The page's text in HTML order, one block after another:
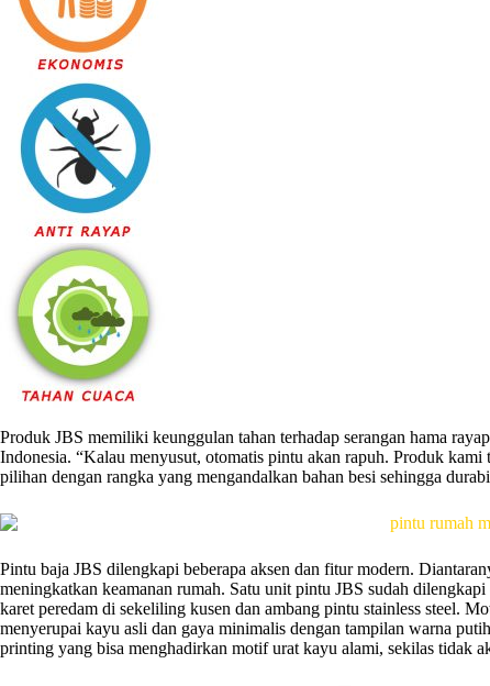
Produk JBS memiliki keunggulan tahan terhadap serangan hama
Indonesia. “Kalau menyusut, otomatis pintu akan rapuh. Produk kami
pilihan dengan rangka yang mengandalkan bahan besi sehingga
Pintu baja JBS dilengkapi beberapa aksen dan fitur modern.
meningkatkan keamanan rumah. Satu unit pintu JBS sudah
karet peredam di sekeliling kusen dan ambang pintu stainless steel.
menyerupai kayu asli dan gaya minimalis dengan tampilan warna
printing yang bisa menghadirkan motif urat kayu alami, sekilas tidak